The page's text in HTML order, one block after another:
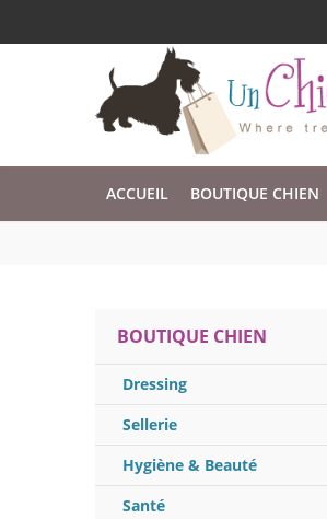
Accessoires & Design pour Chien,
ACCUEIL BOUTIQUE CHIEN
BOUTIQUE CHIEN
Dressing
Sellerie
Hygiène & Beauté
Santé